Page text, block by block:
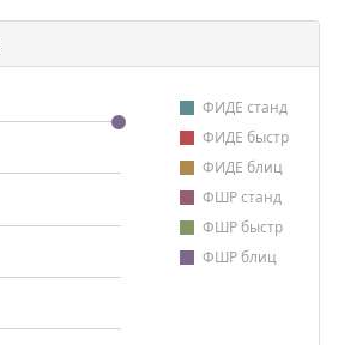
ФИДЕ станд
ФИДЕ быстр
ФИДЕ блиц
ФШР станд
ФШР быстр
ФШР блиц